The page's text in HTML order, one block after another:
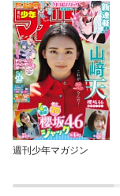
週刊少年マガジン